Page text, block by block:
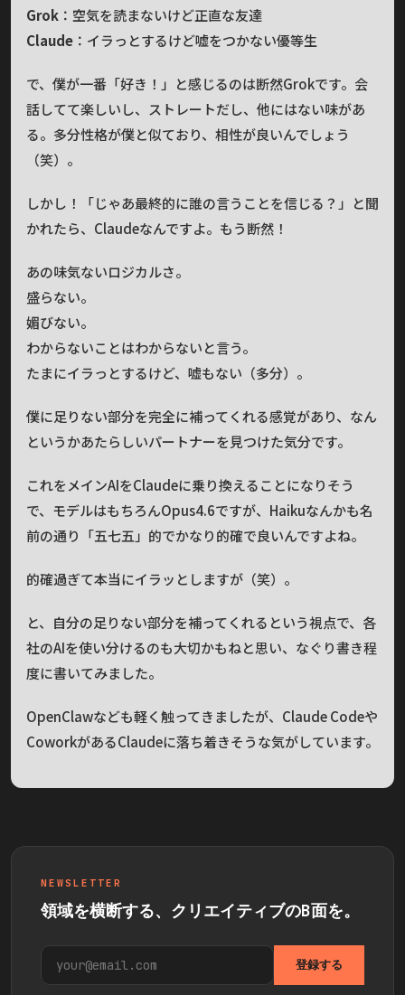
Grok ：空気を読まないけど正直な友達
Claude ：イラっとするけど嘘をつかない優等生
で、僕が一番「好き！」と感じるのは断然Grokです。会
話してて楽しいし、ストレートだし、他にはない味があ
る。多分性格が僕と似ており、相性が良いんでしょう
（笑）。
しかし！「じゃあ最終的に誰の言うことを信じる？」と聞
かれたら、Claudeなんですよ。もう断然！
あの味気ないロジカルさ。
盛らない。
媚びない。
わからないことはわからないと言う。
たまにイラっとするけど、嘘もない（多分）。
僕に足りない部分を完全に補ってくれる感覚があり、なん
というかあたらしいパートナーを見つけた気分です。
これをメインAIをClaudeに乗り換えることになりそう
で、モデルはもちろんOpus4.6ですが、Haikuなんかも名
前の通り「五七五」的でかなり的確で良いんですよね。
的確過ぎて本当にイラッとしますが（笑）。
と、自分の足りない部分を補ってくれるという視点で、各
社のAIを使い分けるのも大切かもねと思い、なぐり書き程
度に書いてみました。
OpenClawなども軽く触ってきましたが、Claude Codeや
CoworkがあるClaudeに落ち着きそうな気がしています。
NEWSLETTER
領域を横断する、クリエイティブのB面を。
登録する